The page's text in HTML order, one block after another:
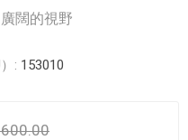
闊的視野
: 153010